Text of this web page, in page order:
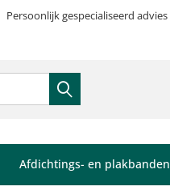
Persoonlijk gespecialiseerd advies
Afdichtings- en plakbanden